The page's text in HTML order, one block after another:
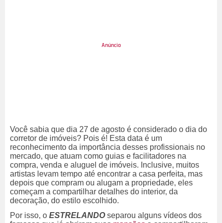
Você sabia que dia 27 de agosto é considerado o dia do
corretor de imóveis? Pois é! Esta data é um
reconhecimento da importância desses profissionais no
mercado, que atuam como guias e facilitadores na
compra, venda e aluguel de imóveis. Inclusive, muitos
artistas levam tempo até encontrar a casa perfeita, mas
depois que compram ou alugam a propriedade, eles
começam a compartilhar detalhes do interior, da
decoração, do estilo escolhido.
Por isso, o ESTRELANDOseparou alguns vídeos dos